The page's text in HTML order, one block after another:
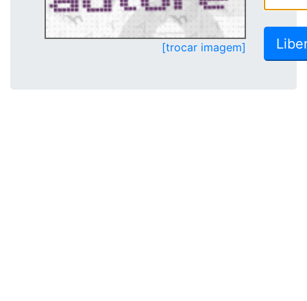
[trocar imagem]